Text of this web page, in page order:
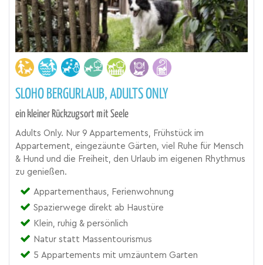
SLOHO BERGURLAUB, ADULTS ONLY
ein kleiner Rückzugsort mit Seele
Adults Only. Nur 9 Appartements, Frühstück im
Appartement, eingezäunte Gärten, viel Ruhe für Mensch
& Hund und die Freiheit, den Urlaub im eigenen Rhythmus
zu genießen.
Appartementhaus, Ferienwohnung
Spazierwege direkt ab Haustüre
Klein, ruhig & persönlich
Natur statt Massentourismus
5 Appartements mit umzäuntem Garten